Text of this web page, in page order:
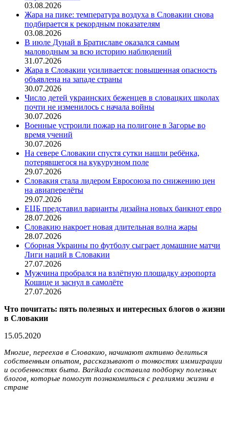
03.08.2026
Жара на пике: температура воздуха в Словакии снова
подбирается к рекордным показателям
03.08.2026
В июле Дунай в Братиславе оказался самым
маловодным за всю историю наблюдений
31.07.2026
Жара в Словакии усиливается: повышенная опасность
объявлена на западе страны
30.07.2026
Число детей украинских беженцев в словацких школах
почти не изменилось с начала войны
30.07.2026
Военные устроили пожар на полигоне в Загорье во
время учений
30.07.2026
На севере Словакии спустя сутки нашли ребёнка,
потерявшегося на кукурузном поле
29.07.2026
Словакия стала лидером Евросоюза по снижению цен
на авиаперелёты
29.07.2026
ЕЦБ представил варианты дизайна новых банкнот евро
28.07.2026
Словакию накроет новая длительная волна жары
28.07.2026
Сборная Украины по футболу сыграет домашние матчи
Лиги наций в Словакии
27.07.2026
Мужчина пробрался на взлётную площадку аэропорта
Кошице и заснул в самолёте
27.07.2026
Что почитать: пять полезных и интересных блогов о жизни
в Словакии
15.05.2020
Многие, переехав в Словакию, начинают активно делиться
собственным опытом, рассказывают о тонкостях иммиграции
и особенностях быта. Barikada составила подборку полезных
блогов, которые помогут познакомиться с реалиями жизни в
стране